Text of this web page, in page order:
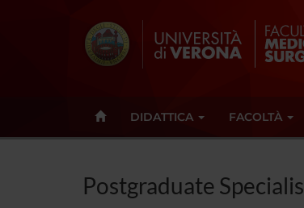
DIDATTICA FACOLTÀ
Postgraduate